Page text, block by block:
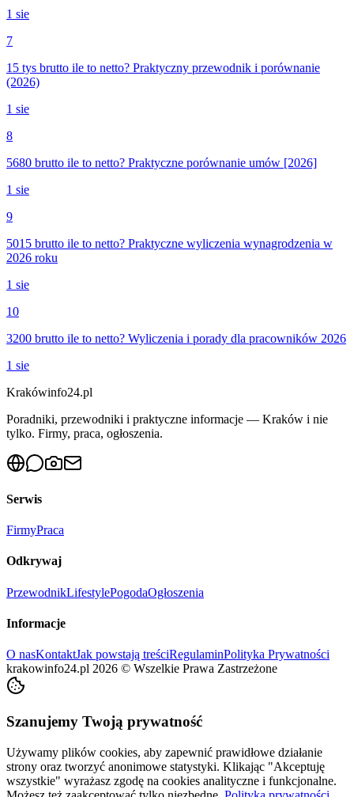
1 sie
7
15 tys brutto ile to netto? Praktyczny przewodnik i porównanie
(2026)
1 sie
8
5680 brutto ile to netto? Praktyczne porównanie umów [2026]
1 sie
9
5015 brutto ile to netto? Praktyczne wyliczenia wynagrodzenia w
2026 roku
1 sie
10
3200 brutto ile to netto? Wyliczenia i porady dla pracowników 2026
1 sie
Krakówinfo24.pl
Poradniki, przewodniki i praktyczne informacje — Kraków i nie
tylko. Firmy, praca, ogłoszenia.
Serwis
FirmyPraca
Odkrywaj
PrzewodnikLifestylePogodaOgłoszenia
Informacje
O nasKontaktJak powstają treściRegulaminPolityka Prywatności
krakowinfo24.pl 2026 © Wszelkie Prawa Zastrzeżone
Szanujemy Twoją prywatność
Używamy plików cookies, aby zapewnić prawidłowe działanie
strony oraz tworzyć anonimowe statystyki. Klikając "Akceptuję
wszystkie" wyrażasz zgodę na cookies analityczne i funkcjonalne.